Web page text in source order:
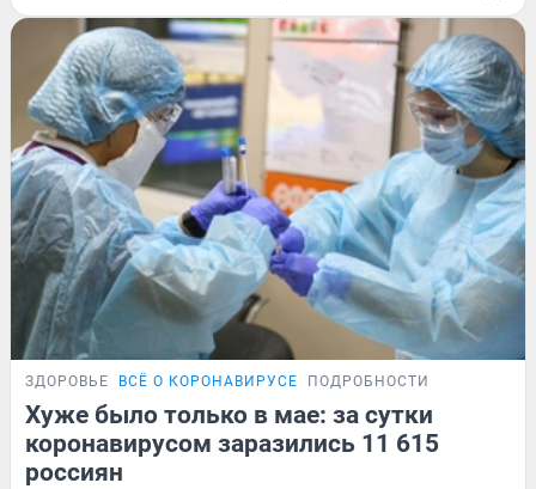
ЗДОРОВЬЕ ВСЁ О КОРОНАВИРУСЕ ПОДРОБНОСТИ
Хуже было только в мае: за сутки
коронавирусом заразились 11 615
россиян